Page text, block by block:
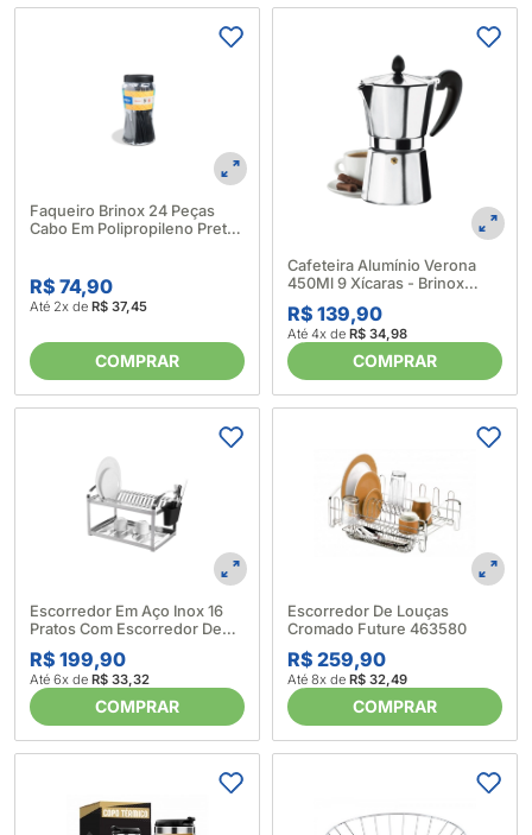
Faqueiro Brinox 24 Peças
Cabo Em Polipropileno Preto
R$ 74,90
Até 2x de R$ 37,45
COMPRAR
Cafeteira Alumínio Verona
450Ml 9 Xícaras - Brinox
216492
R$ 139,90
Até 4x de R$ 34,98
COMPRAR
Escorredor Em Aço Inox 16
Pratos Com Escorredor De
Talher Em Plástico Preto
Suprema Brinox 184286
R$ 199,90
Até 6x de R$ 33,32
COMPRAR
Escorredor De Louças
Cromado Future 463580
R$ 259,90
Até 8x de R$ 32,49
COMPRAR